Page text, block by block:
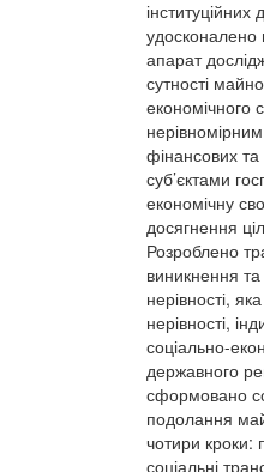
інституційних
удосконалено
апарат
сутності
економічного
фінансових та
суб’єктами
економічну
досягнення
Розроблено
виникнення
нерівності,
нерівності,
соціально-
державного
сформовано
подолання
чотири кроки:
соціальні